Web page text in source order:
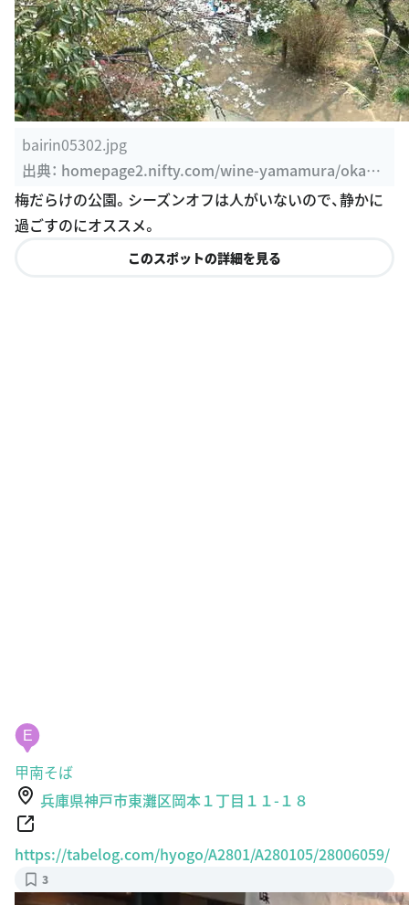
bairin05302.jpg
出典： homepage2.nifty.com/wine-yamamura/okam
oto-bairin.htm
梅だらけの公園。シーズンオフは人がいないので、静かに
過ごすのにオススメ。
このスポットの詳細を見る
E
甲南そば
兵庫県神戸市東灘区岡本１丁目１１-１８
https://tabelog.com/hyogo/A2801/A280105/28006059/
3